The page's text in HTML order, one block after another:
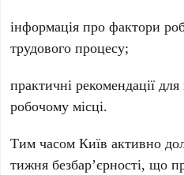
інформація про фактори
трудового процесу;
практичні рекомендації
робочому місці.
Тим часомКиїв активно
тижня безбар’єрності, що